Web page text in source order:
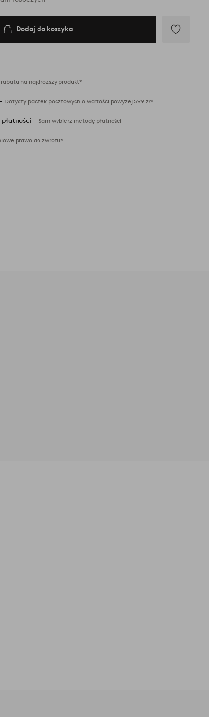
Dodaj do koszyka
rabatu na najdroższy produkt*
Dotyczy paczek pocztowych o wartości powyżej 599 zł*
płatności -Sam wybierz metodę płatności
prawo do zwrotu*